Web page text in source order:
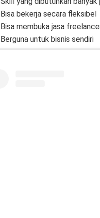
Bisa bekerja secara fleksibel
Bisa membuka jasa
Berguna untuk bisnis sendiri